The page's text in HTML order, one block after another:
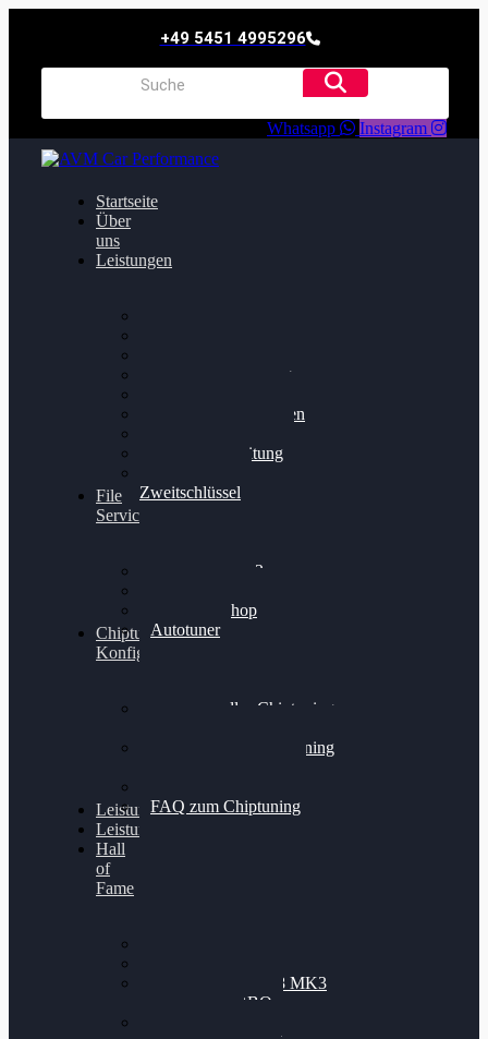
+49 5451 4995296
Whatsapp Instagram
Startseite
Über
uns
Leistungen
Getriebeoptimierung
Bremsscheiben planen
Felgenaufbereitung
Zweitschlüssel
File
Service
Alientech Kess3
Alientech Shop
Autotuner
Chiptuning
Konfigurator
Professionelles Chiptuning
Professionelles Chiptuning
FAQ zum Chiptuning
Leistungsmessung
Leistungsprüfstand
Hall
of
Fame
Nissan GT-R35 3.8 MK3
V6 TWINTURBO